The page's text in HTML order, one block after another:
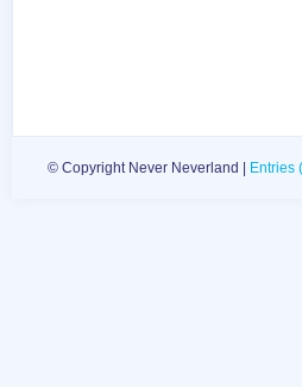
© Copyright Never Neverland | Entries